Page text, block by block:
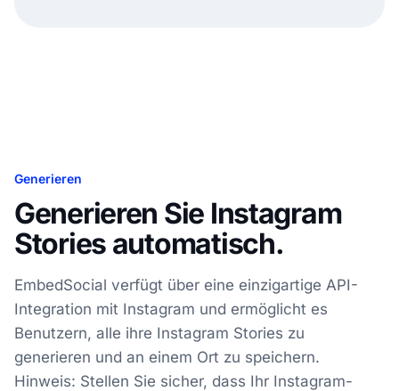
Generieren
Generieren Sie Instagram
Stories automatisch.
EmbedSocial verfügt über eine einzigartige API-
Integration mit Instagram und ermöglicht es
Benutzern, alle ihre Instagram Stories zu
generieren und an einem Ort zu speichern.
Hinweis: Stellen Sie sicher, dass Ihr Instagram-